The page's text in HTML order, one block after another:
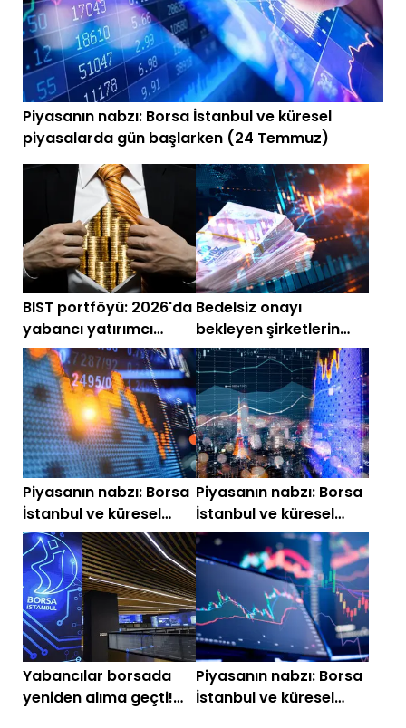
Piyasanın nabzı: Borsa İstanbul ve küresel
piyasalarda gün başlarken (24 Temmuz)
BIST portföyü: 2026'da
yabancı yatırımcı
hangi hisseleri alıyor?
Bedelsiz onayı
bekleyen şirketlerin
güncel listesi!
Piyasanın nabzı: Borsa
İstanbul ve küresel
piyasalarda gün
başlarken (1 Temmuz)
Piyasanın nabzı: Borsa
İstanbul ve küresel
piyasalarda gün
başlarken (29 Haziran)
Yabancılar borsada
yeniden alıma geçti!
Piyasanın nabzı: Borsa
İstanbul ve küresel